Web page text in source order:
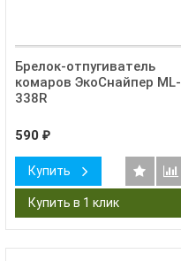
Брелок-отпугиватель
комаров ЭкоСнайпер ML-
338R
590 ₽
Купить